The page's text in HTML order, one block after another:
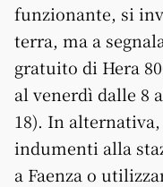
funzionante, si
terra, ma a
gratuito di Hera
al venerdì dalle 8
18). In
indumenti alla
a Faenza o